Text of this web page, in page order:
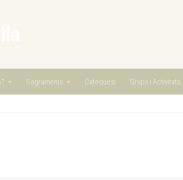
Sagraments Catequesi Grups i Activitats